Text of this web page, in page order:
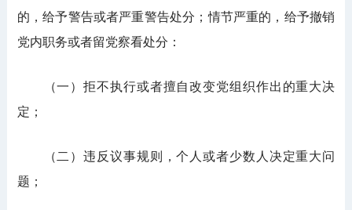
的，给予警告或者严重警告处分；情节严重的，给予撤销
党内职务或者留党察看处分：
（一）拒不执行或者擅自改变党组织作出的重大决
定；
（二）违反议事规则，个人或者少数人决定重大问
题；